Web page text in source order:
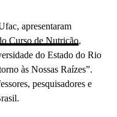
apresentaram
Curso de Nutrição,
do Estado do Rio
às Nossas Raízes”.
pesquisadores e